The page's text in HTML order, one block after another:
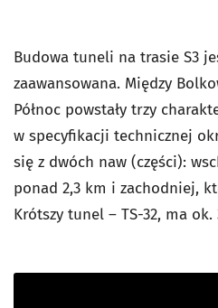
Budowa tuneli na trasie S3
zaawansowana. Między
Północ powstały trzy
w specyfikacji technicznej
się z dwóch naw (części):
ponad 2,3 km i zachodniej,
Krótszy tunel – TS-32, ma ok.